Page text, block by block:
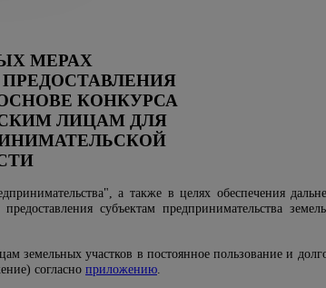
МЕРАХ
КОНКУРСА
ЛИЦАМ ДЛЯ
а также в целях обеспечения
субъектам предпринимательства
земельных участков в постоянное пользование и
согласно приложению.